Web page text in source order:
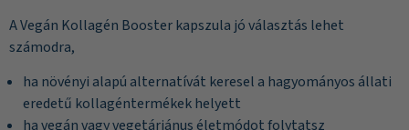
A Vegán Kollagén Booster kapszula jó választás lehet
számodra,
ha növényi alapú alternatívát keresel a hagyományos állati
eredetű kollagéntermékek helyett
ha vegán vagy vegetáriánus életmódot folytatsz